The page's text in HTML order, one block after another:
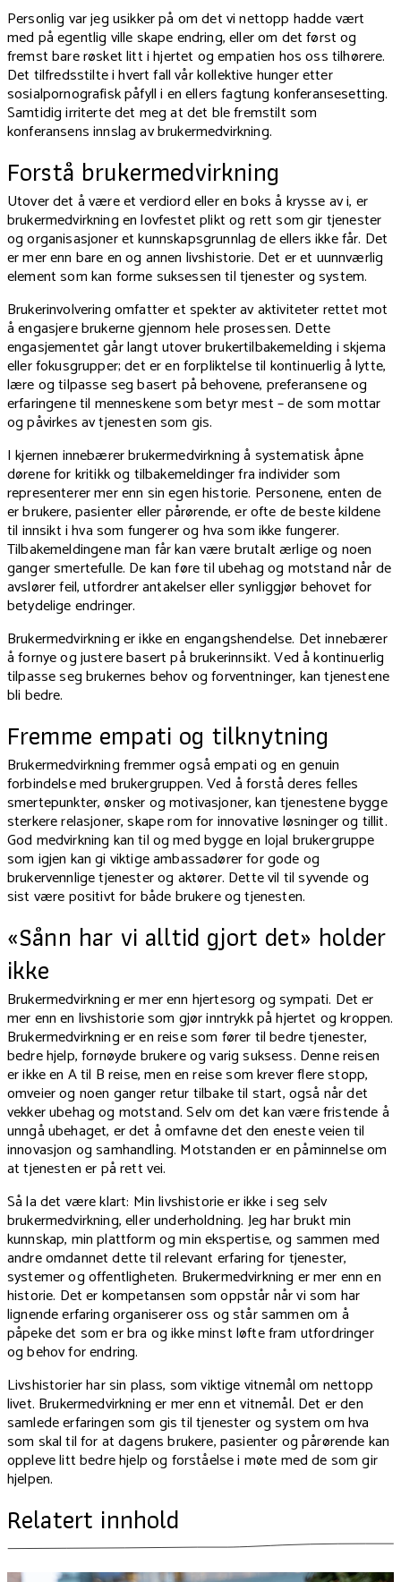
Personlig var jeg usikker på om det vi nettopp hadde vært
med på egentlig ville skape endring, eller om det først og
fremst bare røsket litt i hjertet og empatien hos oss tilhørere.
Det tilfredsstilte i hvert fall vår kollektive hunger etter
sosialpornografisk påfyll i en ellers fagtung konferansesetting.
Samtidig irriterte det meg at det ble fremstilt som
konferansens innslag av brukermedvirkning.
Forstå brukermedvirkning
Utover det å være et verdiord eller en boks å krysse av i, er
brukermedvirkning en lovfestet plikt og rett som gir tjenester
og organisasjoner et kunnskapsgrunnlag de ellers ikke får. Det
er mer enn bare en og annen livshistorie. Det er et uunnværlig
element som kan forme suksessen til tjenester og system.
Brukerinvolvering omfatter et spekter av aktiviteter rettet mot
å engasjere brukerne gjennom hele prosessen. Dette
engasjementet går langt utover brukertilbakemelding i skjema
eller fokusgrupper; det er en forpliktelse til kontinuerlig å lytte,
lære og tilpasse seg basert på behovene, preferansene og
erfaringene til menneskene som betyr mest – de som mottar
og påvirkes av tjenesten som gis.
I kjernen innebærer brukermedvirkning å systematisk åpne
dørene for kritikk og tilbakemeldinger fra individer som
representerer mer enn sin egen historie. Personene, enten de
er brukere, pasienter eller pårørende, er ofte de beste kildene
til innsikt i hva som fungerer og hva som ikke fungerer.
Tilbakemeldingene man får kan være brutalt ærlige og noen
ganger smertefulle. De kan føre til ubehag og motstand når de
avslører feil, utfordrer antakelser eller synliggjør behovet for
betydelige endringer.
Brukermedvirkning er ikke en engangshendelse. Det innebærer
å fornye og justere basert på brukerinnsikt. Ved å kontinuerlig
tilpasse seg brukernes behov og forventninger, kan tjenestene
bli bedre.
Fremme empati og tilknytning
Brukermedvirkning fremmer også empati og en genuin
forbindelse med brukergruppen. Ved å forstå deres felles
smertepunkter, ønsker og motivasjoner, kan tjenestene bygge
sterkere relasjoner, skape rom for innovative løsninger og tillit.
God medvirkning kan til og med bygge en lojal brukergruppe
som igjen kan gi viktige ambassadører for gode og
brukervennlige tjenester og aktører. Dette vil til syvende og
sist være positivt for både brukere og tjenesten.
«Sånn har vi alltid gjort det» holder
ikke
Brukermedvirkning er mer enn hjertesorg og sympati. Det er
mer enn en livshistorie som gjør inntrykk på hjertet og kroppen.
Brukermedvirkning er en reise som fører til bedre tjenester,
bedre hjelp, fornøyde brukere og varig suksess. Denne reisen
er ikke en A til B reise, men en reise som krever flere stopp,
omveier og noen ganger retur tilbake til start, også når det
vekker ubehag og motstand. Selv om det kan være fristende å
unngå ubehaget, er det å omfavne det den eneste veien til
innovasjon og samhandling. Motstanden er en påminnelse om
at tjenesten er på rett vei.
Så la det være klart: Min livshistorie er ikke i seg selv
brukermedvirkning, eller underholdning. Jeg har brukt min
kunnskap, min plattform og min ekspertise, og sammen med
andre omdannet dette til relevant erfaring for tjenester,
systemer og offentligheten. Brukermedvirkning er mer enn en
historie. Det er kompetansen som oppstår når vi som har
lignende erfaring organiserer oss og står sammen om å
påpeke det som er bra og ikke minst løfte fram utfordringer
og behov for endring.
Livshistorier har sin plass, som viktige vitnemål om nettopp
livet. Brukermedvirkning er mer enn et vitnemål. Det er den
samlede erfaringen som gis til tjenester og system om hva
som skal til for at dagens brukere, pasienter og pårørende kan
oppleve litt bedre hjelp og forståelse i møte med de som gir
hjelpen.
Relatert innhold